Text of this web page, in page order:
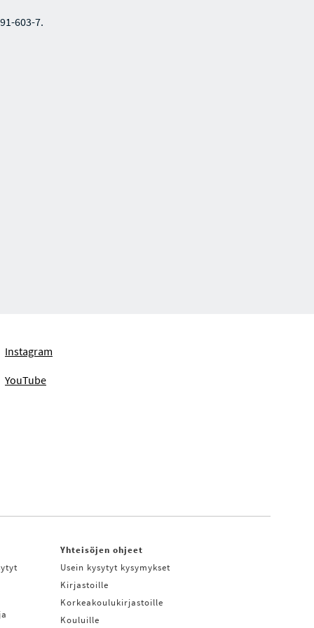
603-7.
Instagram
YouTube
Yhteisöjen ohjeet
Usein kysytyt kysymykset
Kirjastoille
Korkeakoulukirjastoille
Kouluille